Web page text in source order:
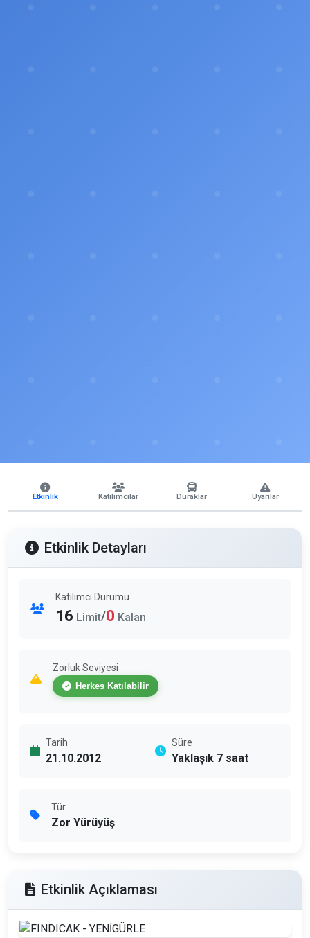
Etkinlik Katılımcılar Duraklar Uyarılar
Etkinlik Detayları
Katılımcı Durumu
16 Limit/0 Kalan
Zorluk Seviyesi
Herkes Katılabilir
Tarih
21.10.2012
Süre
Yaklaşık 7 saat
Tür
Zor Yürüyüş
Etkinlik Açıklaması